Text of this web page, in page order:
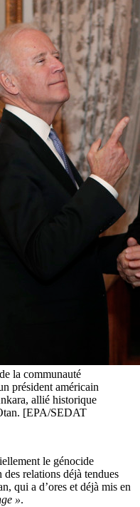
la communauté
président américain
allié historique
[EPA/SEDAT
le génocide
relations déjà tendues
qui a d’ores et déjà mis en
».